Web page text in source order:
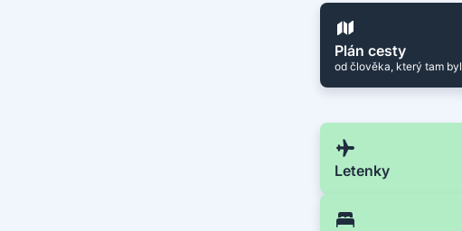
Plán cesty
od člověka, který tam byl
Letenky